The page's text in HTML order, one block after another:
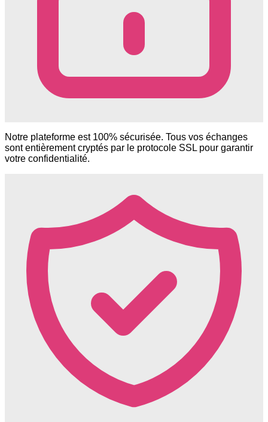
Notre plateforme est 100% sécurisée. Tous vos échanges
sont entièrement cryptés par le protocole SSL pour garantir
votre confidentialité.